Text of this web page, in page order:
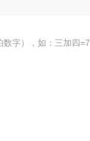
字），如：三加四=7